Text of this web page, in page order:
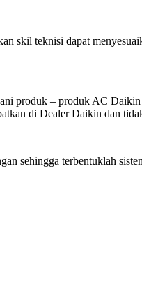
skil teknisi dapat
produk – produk AC
di Dealer Daikin dan
sehingga terbentuklah